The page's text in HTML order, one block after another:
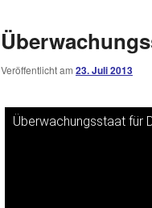
Veröffentlicht am 23. Juli 2013
Überwachungsstaat für